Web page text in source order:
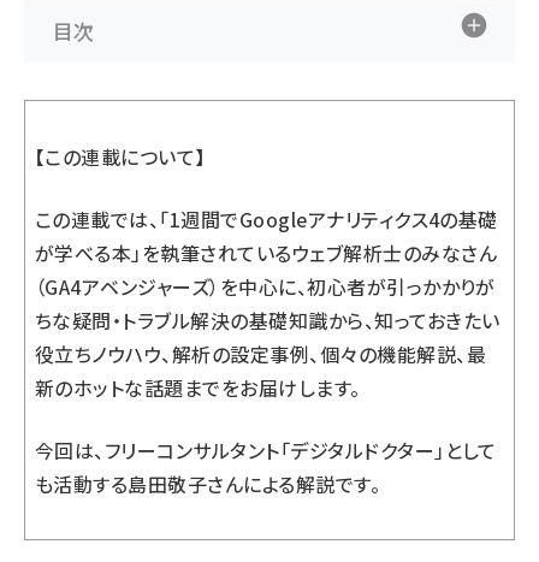
目次
【この連載について】
この連載では、「1週間でGoogleアナリティクス4の基礎
が学べる本」を執筆されているウェブ解析士のみなさん
（GA4アベンジャーズ）を中心に、初心者が引っかかりが
ちな疑問・トラブル解決の基礎知識から、知っておきたい
役立ちノウハウ、解析の設定事例、個々の機能解説、最
新のホットな話題までをお届けします。
今回は、フリーコンサルタント「デジタルドクター」として
も活動する島田敬子さんによる解説です。